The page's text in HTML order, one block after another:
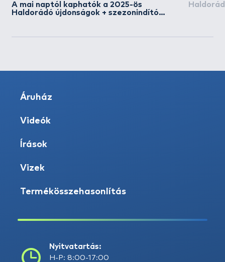
A mai naptól kaphatók a 2025-ös
Haldorádó újdonságok + szezonindító
Áruház
Videók
Írások
Vizek
Termékösszehasonlítás
Nyitvatartás:
H-P: 8:00-17:00